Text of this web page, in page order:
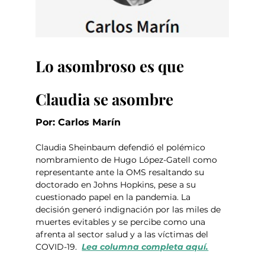
Lo asombroso es que
Claudia se asombre
Por: Carlos Marín
Claudia Sheinbaum defendió el polémico
nombramiento de Hugo López-Gatell como
representante ante la OMS resaltando su
doctorado en Johns Hopkins, pese a su
cuestionado papel en la pandemia. La
decisión generó indignación por las miles de
muertes evitables y se percibe como una
afrenta al sector salud y a las víctimas del
COVID-19. Lea columna completa aquí.